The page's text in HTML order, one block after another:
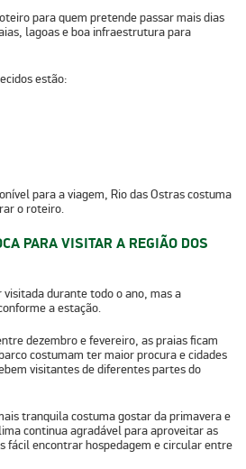
para quem pretende passar mais dias
lagoas e boa infraestrutura para
estão:
para a viagem, Rio das Ostras costuma
o roteiro.
PARA VISITAR A REGIÃO DOS
visitada durante todo o ano, mas a
a estação.
dezembro e fevereiro, as praias ficam
costumam ter maior procura e cidades
visitantes de diferentes partes do
tranquila costuma gostar daprimavera e
continua agradável para aproveitar as
fácil encontrar hospedagem e circular entre